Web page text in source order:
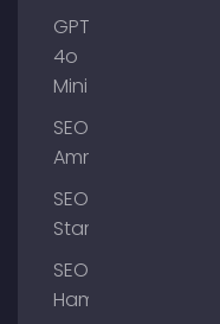
GPT-
4o
Mini
SEO
Ammersee
SEO
Starnberg
SEO
Hamburg